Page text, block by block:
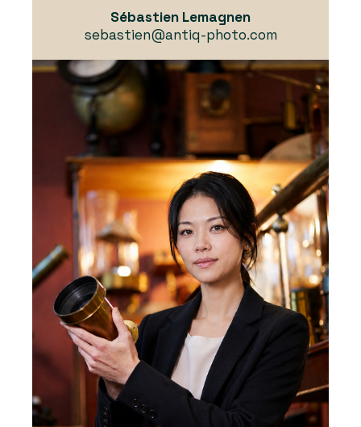
Sébastien Lemagnen
sebastien@antiq-photo.com